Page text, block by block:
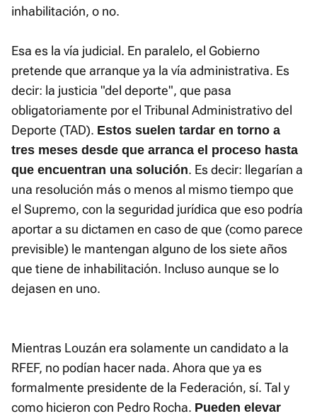
inhabilitación, o no.
Esa es la vía judicial. En paralelo, el Gobierno
pretende que arranque ya la vía administrativa. Es
decir: la justicia "del deporte", que pasa
obligatoriamente por el Tribunal Administrativo del
Deporte (TAD). Estos suelen tardar en torno a
tres meses desde que arranca el proceso hasta
que encuentran una solución. Es decir: llegarían a
una resolución más o menos al mismo tiempo que
el Supremo, con la seguridad jurídica que eso podría
aportar a su dictamen en caso de que (como parece
previsible) le mantengan alguno de los siete años
que tiene de inhabilitación. Incluso aunque se lo
dejasen en uno.
Mientras Louzán era solamente un candidato a la
RFEF, no podían hacer nada. Ahora que ya es
formalmente presidente de la Federación, sí. Tal y
como hicieron con Pedro Rocha. Pueden elevar